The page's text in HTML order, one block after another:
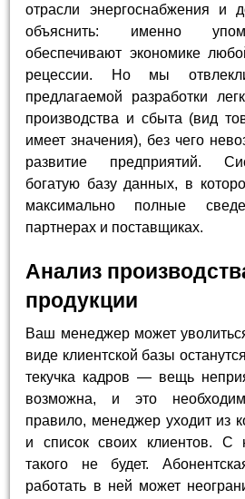
отрасли энергоснабжения и
объяснить: именно
обеспечивают экономике
рецессии. Но мы
предлагаемой разработки
производства и сбыта (вид
имеет значения), без чего
развитие предприятий.
богатую базу данных, в
максимально полные
партнерах и поставщиках.
Анализ
продукции
Ваш менеджер может
виде клиентской базы
текучка кадров — вещь
возможна, и это
правило, менеджер уходит из
и список своих клиентов. С
такого не будет.
работать в ней может